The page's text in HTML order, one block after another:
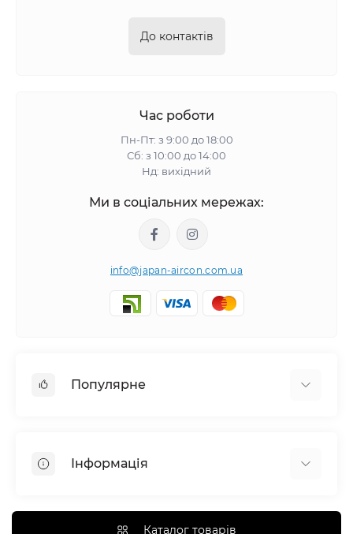
До контактів
Час роботи
Пн-Пт: з 9:00 до 18:00
Сб: з 10:00 до 14:00
Нд: вихідний
Ми в соціальних мережах:
info@japan-aircon.com.ua
Популярне
Вентиляція
Канальні кондиціонери
Інформація
Каталог товарів